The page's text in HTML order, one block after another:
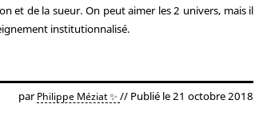
et de la sueur. On peut aimer les 2 univers, mais il
institutionnalisé.
par Philippe Méziat ✨// Publié le 21 octobre 2018